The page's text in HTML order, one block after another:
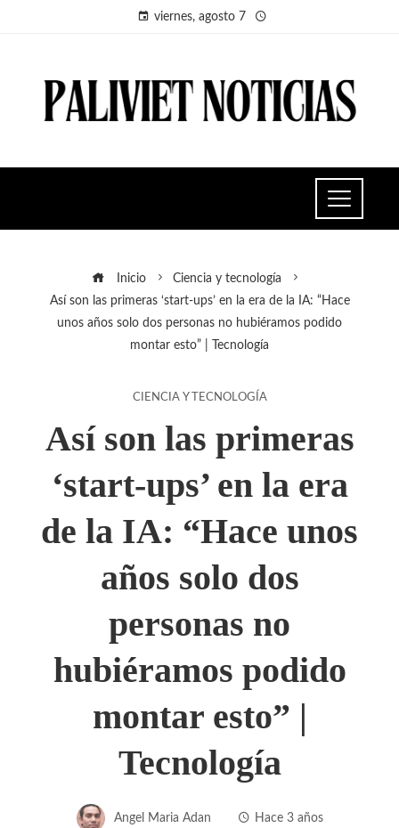
viernes, agosto 7
Inicio
Ciencia y tecnología
Así son las primeras ‘start-ups’ en la era de la IA: “Hace
unos años solo dos personas no hubiéramos podido
montar esto” | Tecnología
CIENCIA Y TECNOLOGÍA
Así son las primeras
‘start-ups’ en la era
de la IA: “Hace unos
años solo dos
personas no
hubiéramos podido
montar esto” |
Tecnología
Angel Maria Adan Hace 3 años